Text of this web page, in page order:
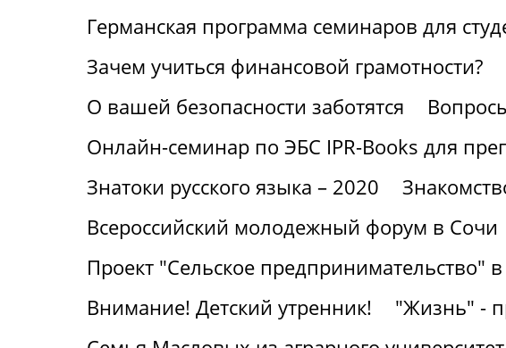
Германская программа семинаров для
Зачем учиться финансовой грамотности?
О вашей безопасности заботятся
Онлайн-семинар по ЭБС IPR-Books для
Знатоки русского языка – 2020
Всероссийский молодежный форум в Сочи
Проект "Сельское предпринимательство"
Внимание! Детский утренник!
"Жизнь" -